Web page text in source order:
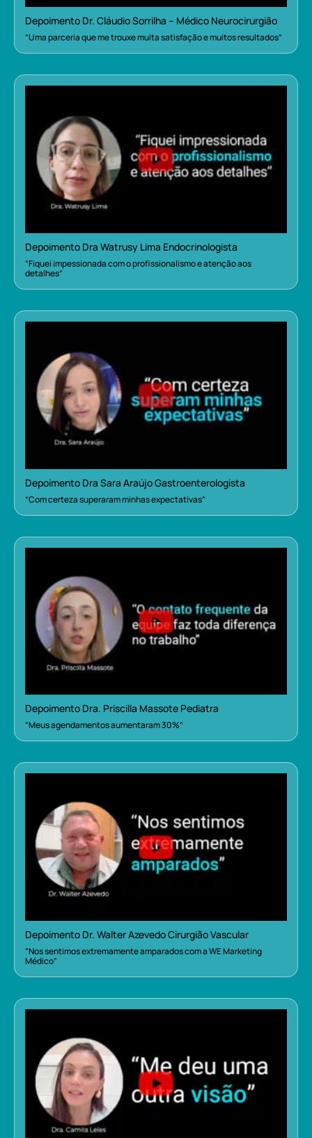
Depoimento Dr. Cláudio Sorrilha – Médico Neurocirurgião
“Uma parceria que me trouxe muita satisfação e muitos resultados”
Depoimento Dra Watrusy Lima Endocrinologista
“Fiquei impessionada com o profissionalismo e atenção aos
detalhes”
Depoimento Dra Sara Araújo Gastroenterologista
“Com certeza superaram minhas expectativas”
Depoimento Dra. Priscilla Massote Pediatra
“Meus agendamentos aumentaram 30%”
Depoimento Dr. Walter Azevedo Cirurgião Vascular
“Nos sentimos extremamente amparados com a WE Marketing
Médico”